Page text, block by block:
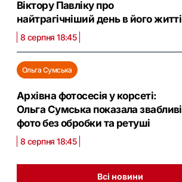
Віктору Павліку про
найтрагічніший день в його житті
8 серпня 18:45
Ольга Сумська
Архівна фотосесія у корсеті:
Ольга Сумська показала звабливі
фото без обробки та ретуші
8 серпня 18:45
Всі новини